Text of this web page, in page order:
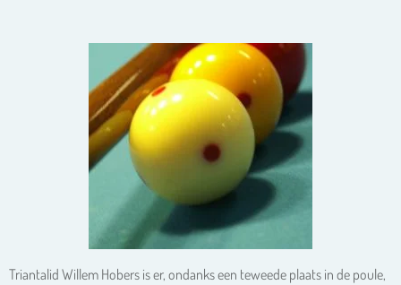
Triantalid Willem Hobers is er, ondanks een teweede plaats in de poule,